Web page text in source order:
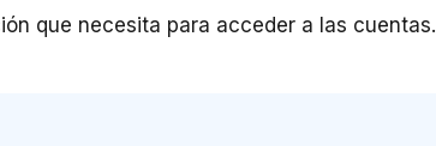
que necesita para acceder a las cuentas.